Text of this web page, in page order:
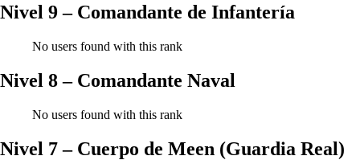
Nivel 9 – Comandante de Infantería
No users found with this rank
Nivel 8 – Comandante Naval
No users found with this rank
Nivel 7 – Cuerpo de Meen (Guardia Real)